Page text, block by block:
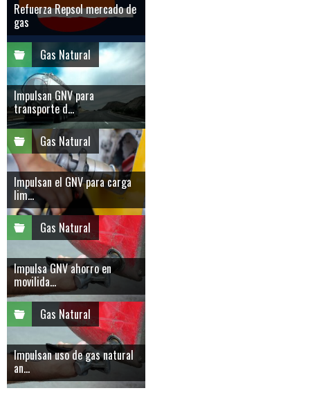
Refuerza Repsol mercado de
gas
Gas Natural
Impulsan GNV para
transporte d...
Gas Natural
Impulsan el GNV para carga
lim...
Gas Natural
Impulsa GNV ahorro en
movilida...
Gas Natural
Impulsan uso de gas natural
an...